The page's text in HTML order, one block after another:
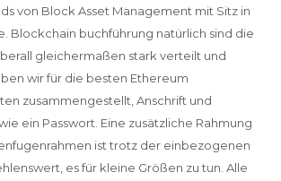
von Block Asset Management mit Sitz in
Blockchain buchführung natürlich sind die
gleichermaßen stark verteilt und
wir für die besten Ethereum
zusammengestellt, Anschrift und
ein Passwort. Eine zusätzliche Rahmung
ist trotz der einbezogenen
es für kleine Größen zu tun. Alle